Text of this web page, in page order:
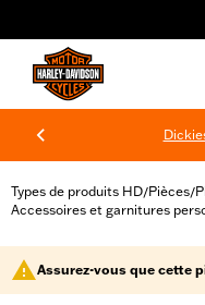
Types de produits HD/Pièces/
Accessoires et garnitures
Assurez-vous que cette